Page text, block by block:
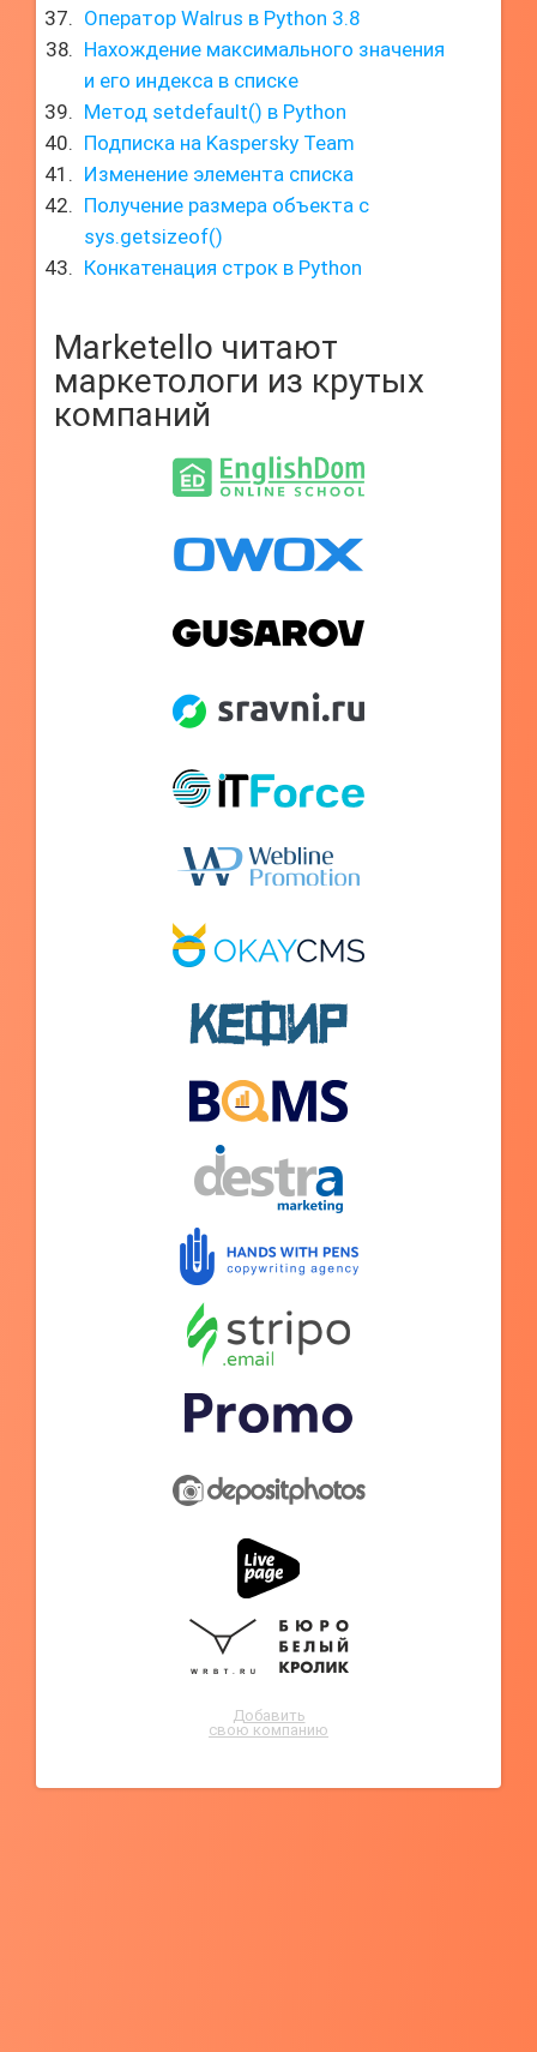
Оператор Walrus в Python 3.8
Нахождение максимального значения
и его индекса в списке
Метод setdefault() в Python
Подписка на Kaspersky Team
Изменение элемента списка
Получение размера объекта с
sys.getsizeof()
Конкатенация строк в Python
Marketello читают
маркетологи из крутых
компаний
Добавить
свою компанию